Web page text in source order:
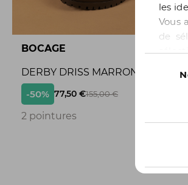
les
Vous
de
BOCAGE
DERBY DRISS MARRON
-50% 77,50 €155,00 €
2 pointures